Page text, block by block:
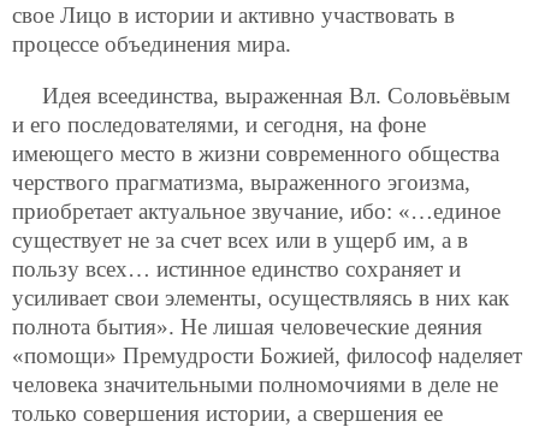
свое Лицо в истории и активно участвовать в
процессе объединения мира.
Идея всеединства, выраженная Вл. Соловьёвым
и его последователями, и сегодня, на фоне
имеющего место в жизни современного общества
черствого прагматизма, выраженного эгоизма,
приобретает актуальное звучание, ибо: «…единое
существует не за счет всех или в ущерб им, а в
пользу всех… истинное единство сохраняет и
усиливает свои элементы, осуществляясь в них как
полнота бытия». Не лишая человеческие деяния
«помощи» Премудрости Божией, философ наделяет
человека значительными полномочиями в деле не
только совершения истории, а свершения ее